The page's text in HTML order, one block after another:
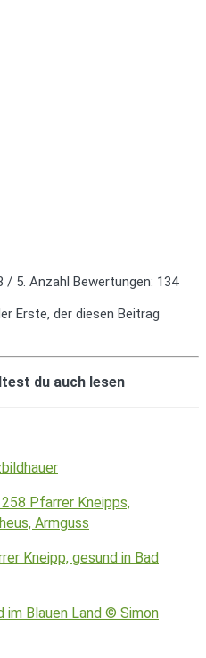
/ 5. Anzahl Bewertungen: 134
Erste, der diesen Beitrag
du auch lesen
Kneipp, gesund in Bad